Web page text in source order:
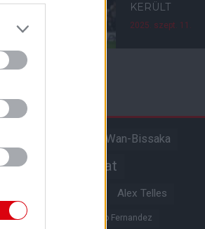
KERÜLT
2025. szept. 11.
Aaron Wan-Bissaka
Akadémiai csapat
Alex Telles
Altay Bayindir Alvaro Fernandez